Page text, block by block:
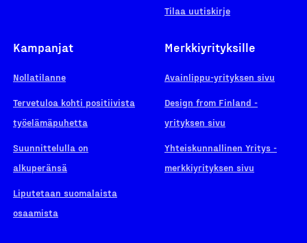
Tilaa uutiskirje
Kampanjat
Nollatilanne
Tervetuloa kohti positiivista
työelämäpuhetta
Suunnittelulla on
alkuperänsä
Liputetaan suomalaista
osaamista
Merkkiyrityksille
Avainlippu-yrityksen sivu
Design from Finland -
yrityksen sivu
Yhteiskunnallinen Yritys -
merkkiyrityksen sivu